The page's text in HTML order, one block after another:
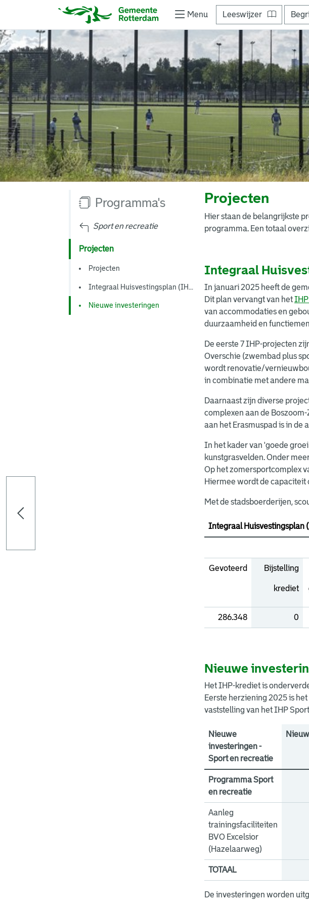
Menu Leeswijzer
Programma's
Sport en recreatie
Projecten
Projecten
Integraal Huisvestingsplan (IH...
Nieuwe investeringen
Projecten
Hier staan de belangrijkste
programma. Een totaal
Integraal
In januari 2025 heeft de
Dit plan vervangt van het
van accommodaties en
duurzaamheid en
De eerste 7 IHP-projecten
Overschie (zwembad plus
wordt renovatie/
in combinatie met andere
Daarnaast zijn diverse
complexen aan de
aan het Erasmuspad is in de
In het kader van 'goede
kunstgrasvelden. Onder
Op het zomersportcomplex
Hiermee wordt de
Met de stadsboerderijen,
Integraal
Gevoteerd Bijstelling
krediet
286.348 0
Nieuwe
Het IHP-krediet is
Eerste herziening 2025 is
vaststelling van het IHP
Nieuwe
investeringen -
Sport en recreatie
Programma Sport
en recreatie
Aanleg
trainingsfaciliteiten
BVO Excelsior
(Hazelaarweg)
TOTAAL
De investeringen worden